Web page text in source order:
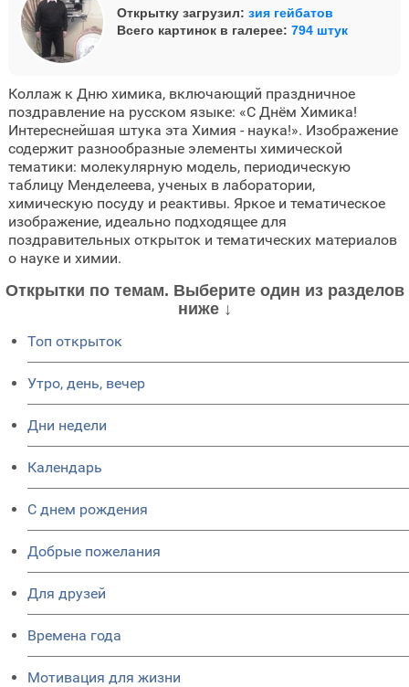
Открытку загрузил: зия гейбатов
Всего картинок в галерее: 794 штук
Коллаж к Дню химика, включающий праздничное
поздравление на русском языке: «С Днём Химика!
Интереснейшая штука эта Химия - наука!». Изображение
содержит разнообразные элементы химической
тематики: молекулярную модель, периодическую
таблицу Менделеева, ученых в лаборатории,
химическую посуду и реактивы. Яркое и тематическое
изображение, идеально подходящее для
поздравительных открыток и тематических материалов
о науке и химии.
Открытки по темам. Выберите один из разделов
ниже ↓
Топ открыток
Утро, день, вечер
Дни недели
Календарь
C днем рождения
Добрые пожелания
Для друзей
Времена года
Мотивация для жизни